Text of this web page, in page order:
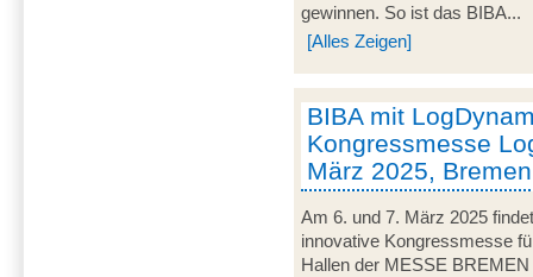
gewinnen. So ist das BIBA...
[Alles Zeigen]
BIBA mit
Kongressmesse
März 2025, Bremen
Am 6. und 7. März 2025
innovative Kongressmesse
Hallen der MESSE